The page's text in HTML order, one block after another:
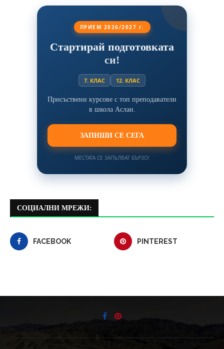
ПРИЕМ 2026/2027 г.
Стартирай подготовката
си!
7. КЛАС 12. КЛАС
Присъствени курсове с топ преподаватели
в школа Аслан.
ЗАПИШИ СЕ СЕГА
МЕСТАТА СЕ ЗАПЪЛВАТ БЪРЗО!
СОЦИАЛНИ МРЕЖИ:
FACEBOOK PINTEREST